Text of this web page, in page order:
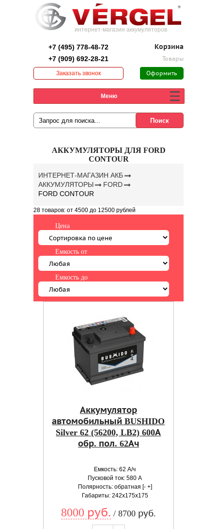
интернет-магазин аккумуляторов
+7 (495) 778-48-72
+7 (909) 692-28-21
Заказать звонок
Корзина
Товары
Оформить
Меню
АККУМУЛЯТОРЫ ДЛЯ FORD
CONTOUR
ИНТЕРНЕТ-МАГАЗИН АКБ
АККУМУЛЯТОРЫ
FORD
FORD CONTOUR
28 товаров: от 4500 до 12500 рублей
Цена
Емкость от
Емкость до
Аккумулятор
автомобильный BUSHIDO
Silver 62 (56200, LB2) 600А
обр. пол. 62Ач
Емкость: 62 А/ч
Пусковой ток: 580 А
Полярность: обратная [- +]
Габариты: 242x175x175
8000 руб. / 8700 руб.